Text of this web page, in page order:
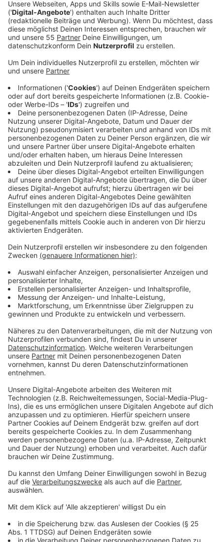
sicherte die Polizei Vermögenswerte im Umfang von
rund 1,75 Millionen Euro – ein Plus von rund 80 Prozent
gegenüber dem Vorjahr (2023: 960.000 Euro). Dabei
handelt es sich unter anderem um Bargeld und
Immobilien.
Innenminister Herbert Reul betonte die Bedeutung
„Clankriminalität hat in Nordrhein-Westfalen
keinen Platz. Und das wird auch so bleiben. Mit
gezielten Nadelstichen, der Zusammenarbeit
verschiedener Behörden und dem ‚Follow-the-
money‘-Ansatz nehmen wir den kriminellen
Clanangehörigen das Spielfeld.“
Anzeige
Mehr Ermittlungsverfahren gegen
Organisierte Kriminalität
Anzeige
Auch im Bereich der Organisierten Kriminalität (OK)
zieht das Lagebild eine klare Bilanz: 2024 bearbeitete
die Polizei 82 Ermittlungsverfahren – neun mehr als im
Vorjahr. Sechs dieser Verfahren richteten sich gegen
OK-Gruppierungen, die von Angehörigen türkisch-
arabischstämmiger Großfamilien dominiert wurden. In
diesem Zusammenhang erwirkte die Polizei zehn
Haftbefehle.
Anzeige
Deutlicher Rückgang bei Tumultlagen
Anzeige
Ein besonders positiver Trend zeigt sich bei den
sogenannten Tumultlagen. 2024 wurde landesweit nur
noch eine einzige Tumultlage mit Bezug zur
2019 waren es noch zwölf solcher Vorfälle.